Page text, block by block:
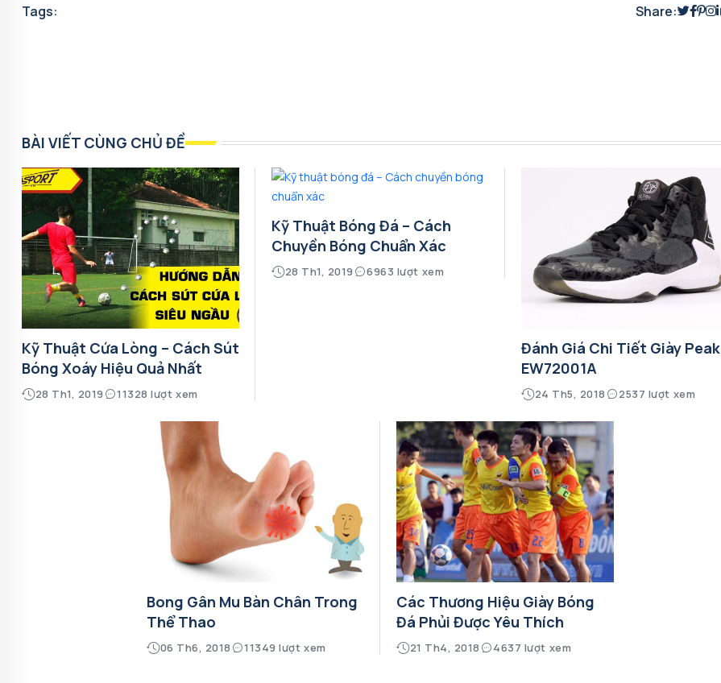
Tags: Share:
BÀI VIẾT CÙNG CHỦ ĐỀ
Kỹ Thuật Cứa Lòng – Cách Sút
Bóng Xoáy Hiệu Quả Nhất
28 Th1, 2019 11328 lượt xem
Kỹ Thuật Bóng Đá – Cách
Chuyền Bóng Chuẩn Xác
28 Th1, 2019 6963 lượt xem
Đánh Giá Chi Tiết Giày Peak
EW72001A
24 Th5, 2018 2537 lượt xem
Bong Gân Mu Bàn Chân Trong
Thể Thao
06 Th6, 2018 11349 lượt xem
Các Thương Hiệu Giày Bóng
Đá Phủi Được Yêu Thích
21 Th4, 2018 4637 lượt xem